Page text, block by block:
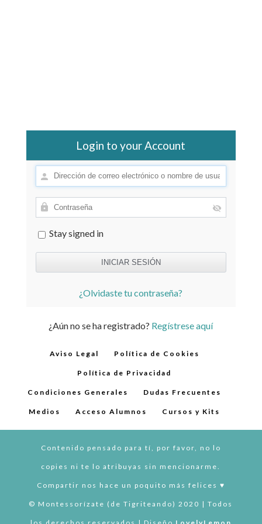
Login to your Account
Stay signed in
¿Olvidaste tu contraseña?
¿Aún no se ha registrado? Regístrese aquí
Aviso Legal Política de Cookies
Política de Privacidad
Condiciones Generales Dudas Frecuentes
Medios Acceso Alumnos Cursos y Kits
Contenido pensado para tí, por favor, no lo
copies ni te lo atribuyas sin mencionarme.
Compartir nos hace un poquito más felices ♥︎
© Montessorízate (de Tigriteando) 2020 | Todos